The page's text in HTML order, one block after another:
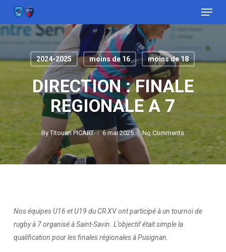
main
Menu
2024-2025 moins de 16 moins de 18
DIRECTION : FINALE
REGIONALE A 7
By Titouan PICART 6 mai 2025 No Comments
Nos équipes U16 et U19 du CR XV ont participé à un tournoi de
rugby à 7 organisé à Saint-Savin. L’objectif était simple la
qualification pour les finales régionales à Pusignan.
Menu